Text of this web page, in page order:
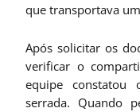
que transportava
Após solicitar os
verificar o
equipe constatou
serrada. Quando